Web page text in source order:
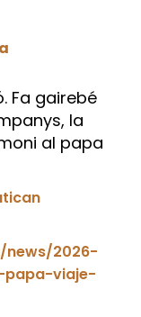
Fa gairebé
la
al papa
news/2026-
papa-viaje-